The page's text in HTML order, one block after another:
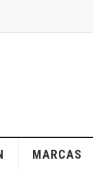
MARCAS